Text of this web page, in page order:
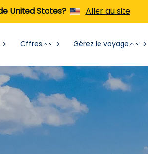
United States? Aller au site
Offres Gérez le voyage